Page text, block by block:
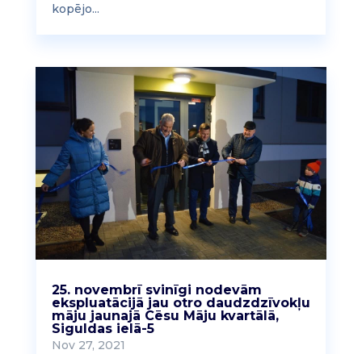
kopējo...
25. novembrī svinīgi nodevām
ekspluatācijā jau otro daudzdzīvokļu
māju jaunajā Cēsu Māju kvartālā,
Siguldas ielā-5
Nov 27, 2021